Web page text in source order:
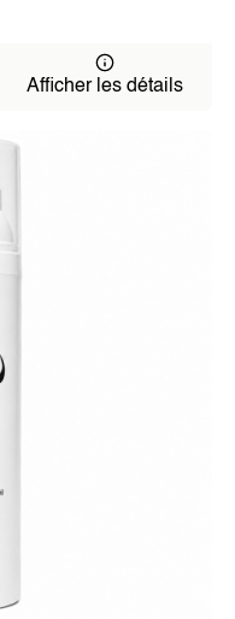
Afficher les détails